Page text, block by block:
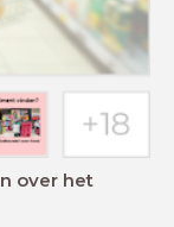
over het